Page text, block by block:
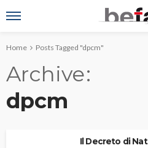
Home Posts Tagged "dpcm"
Archive
dpcm
Il Decreto di